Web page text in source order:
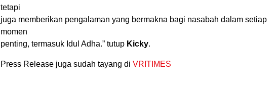
tetapi
juga memberikan pengalaman yang bermakna bagi nasabah dalam setiap
momen
penting, termasuk Idul Adha.” tutup Kicky.
Press Release juga sudah tayang di VRITIMES